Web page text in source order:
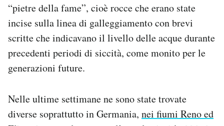
“pietre della fame”, cioè rocce che erano state
incise sulla linea di galleggiamento con brevi
scritte che indicavano il livello delle acque durante
precedenti periodi di siccità, come monito per le
generazioni future.
Nelle ultime settimane ne sono state trovate
diverse soprattutto in Germania, nei fiumi Reno ed